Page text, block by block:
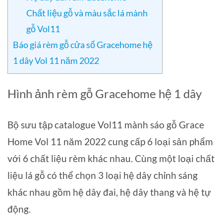
Chất liệu gỗ và màu sắc lá mành
gỗ Vol11
Báo giá rèm gỗ cửa sổ Gracehome hệ
1 dây Vol 11 năm 2022
Hình ảnh rèm gỗ Gracehome hệ 1 dây
Bộ sưu tập catalogue Vol11 mành sáo gỗ Grace
Home Vol 11 năm 2022 cung cấp 6 loại sản phẩm
với 6 chất liệu rèm khác nhau. Cùng một loại chất
liệu lá gỗ có thể chọn 3 loại hệ dây chỉnh sáng
khác nhau gồm hệ dây đai, hệ dây thang và hệ tự
động.